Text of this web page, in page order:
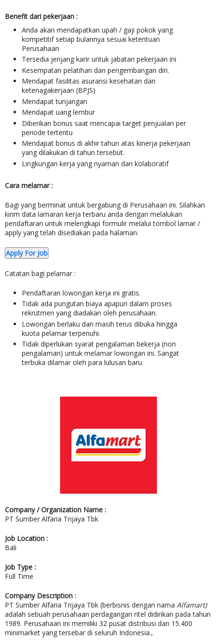
Benefit dari pekerjaan :
Anda akan mendapatkan upah / gaji pokok yang
kompetitif setiap bulannya sesuai ketentuan
Perusahaan
Tersedia jenjang karir untuk jabatan pekerjaan ini
Kesempatan pelatihan dan pengembangan diri.
Mendapat fasilitas asuransi kesehatan dan
ketenagakerjaan (BPJS)
Mendapat tunjangan
Mendapat uang lembur
Diberikan bonus saat mencapai target penjualan per
periode tertentu
Mendapat bonus di akhir tahun atas kinerja pekerjaan
yang dilakukan di tahun tersebut.
Lingkungan kerja yang nyaman dan kolaboratif
Cara melamar :
Bagi yang berminat untuk bergabung di Perusahaan ini. Silahkan
kirim data lamaran kerja terbaru anda dengan melalukan
pendaftaran untuk melengkapi formulir melalui tombol lamar /
apply yang telah disediakan pada halaman.
Apply For Job
Catatan bagi pelamar :
Pendaftaran lowongan kerja ini gratis.
Tidak ada pungutan biaya apapun dalam proses
rekrutmen yang diadakan oleh perusahaan.
Lowongan berlaku dan masih terus dibuka hingga
kuota pelamar terpenuhi.
Tidak diperlukan syarat pengalaman bekerja (non
pengalaman) untuk melamar lowongan ini. Sangat
terbuka dilamar oleh para lulusan baru.
Company / Organization Name :
PT Sumber Alfaria Trijaya Tbk
Job Location :
Bali
Job Type :
Full Time
Company Description :
PT Sumber Alfaria Trijaya Tbk (berbisnis dengan nama Alfamart)
adalah sebuah perusahaan perdagangan ritel didirikan pada tahun
1989. Perusahaan ini memiliki 32 pusat distribusi dan 15.400
minimarket yang tersebar di seluruh Indonesia.,